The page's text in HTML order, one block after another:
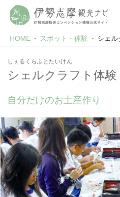
HOME スポット・体験 シェル
しぇるくらふとたいけん
シェルクラフト体験
自分だけのお土産作り